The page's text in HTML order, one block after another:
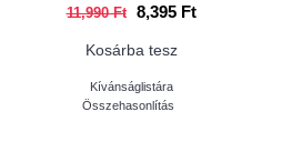
11,990 Ft
8,395 Ft
Kosárba tesz
Kívánságlistára
Összehasonlítás